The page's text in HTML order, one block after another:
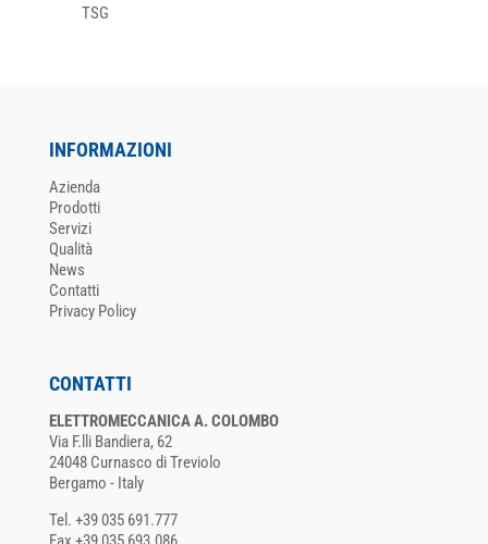
TSG
INFORMAZIONI
Azienda
Prodotti
Servizi
Qualità
News
Contatti
Privacy Policy
CONTATTI
ELETTROMECCANICA A. COLOMBO
Via F.lli Bandiera, 62
24048 Curnasco di Treviolo
Bergamo - Italy
Tel. +39 035 691.777